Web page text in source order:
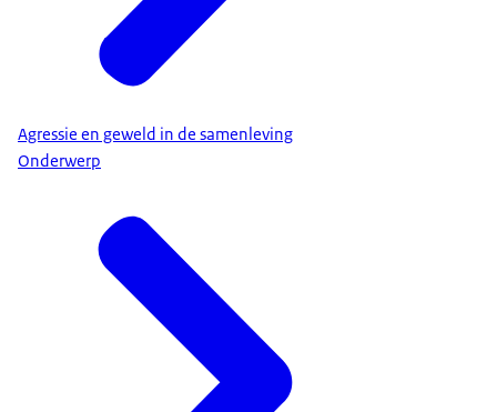
Agressie en geweld in de samenleving
Onderwerp